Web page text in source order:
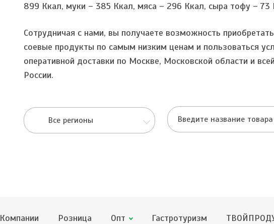
899 Ккал, муки – 385 Ккал, мяса – 296 Ккал, сыра тофу – 73
Сотрудничая с нами, вы получаете возможность приобретать
соевые продукты по самым низким ценам и пользоваться
оперативной доставки по Москве, Московской области и всей
России.
Все регионы
Компании Розница Опт Гастротуризм